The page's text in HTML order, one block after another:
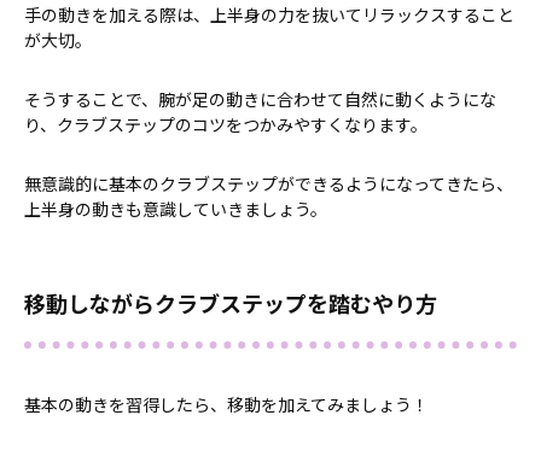
手の動きを加える際は、上半身の力を抜いてリラックスすること
が大切。
そうすることで、腕が足の動きに合わせて自然に動くようにな
り、クラブステップのコツをつかみやすくなります。
無意識的に基本のクラブステップができるようになってきたら、
上半身の動きも意識していきましょう。
移動しながらクラブステップを踏むやり方
基本の動きを習得したら、移動を加えてみましょう！